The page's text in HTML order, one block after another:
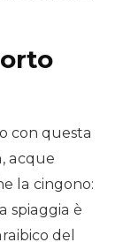
con questa
acque
la cingono:
spiaggia è
del